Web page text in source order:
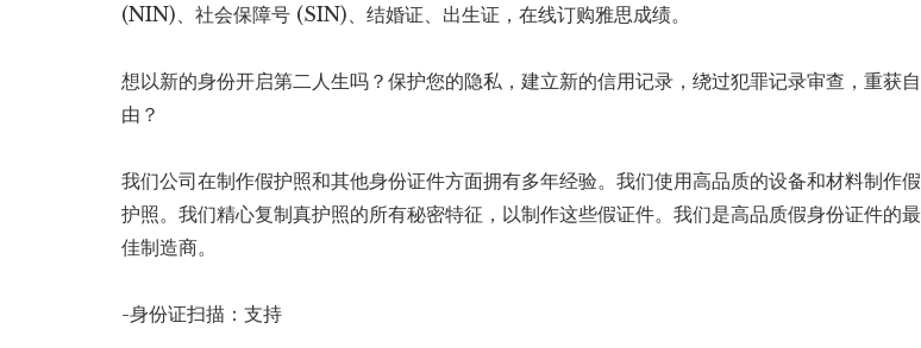
(NIN)、社会保障号 (SIN)、结婚证、出生证，在线订购雅思成绩。
想以新的身份开启第二人生吗？保护您的隐私，建立新的信用记录，绕过犯罪记录审查，重获自
由？
我们公司在制作假护照和其他身份证件方面拥有多年经验。我们使用高品质的设备和材料制作假
护照。我们精心复制真护照的所有秘密特征，以制作这些假证件。我们是高品质假身份证件的最
佳制造商。
-身份证扫描：支持